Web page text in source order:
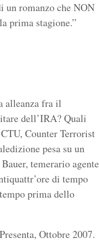
un romanzo che NON
prima stagione.”
alleanza fra il
dell’IRA? Quali
Counter Terrorist
pesa su un
temerario agente
di tempo
prima dello
Ottobre 2007.